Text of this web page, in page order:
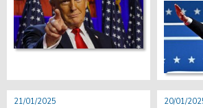
21/01/2025 20/01/